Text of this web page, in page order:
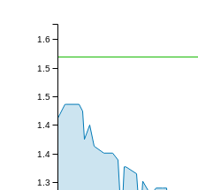
1.3
1.4
1.4
1.5
1.5
1.6